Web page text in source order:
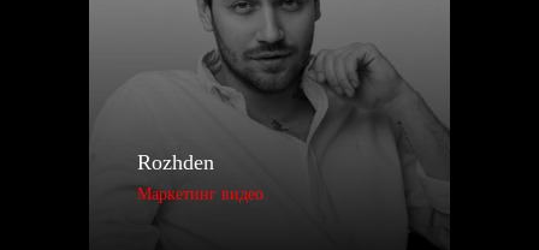
Rozhden
Маркетинг видео